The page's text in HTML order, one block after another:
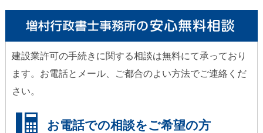
建設業許可の手続きに関する相談は無料にて承っており
ます。お電話とメール、ご都合のよい方法でご連絡くだ
さい。
お電話での相談をご希望の方